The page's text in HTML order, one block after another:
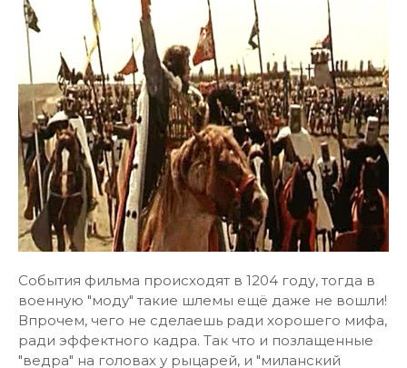
События фильма происходят в 1204 году, тогда в
военную "моду" такие шлемы ещё даже не вошли!
Впрочем, чего не сделаешь ради хорошего мифа,
ради эффектного кадра. Так что и позлащенные
"ведра" на головах у рыцарей, и "миланский